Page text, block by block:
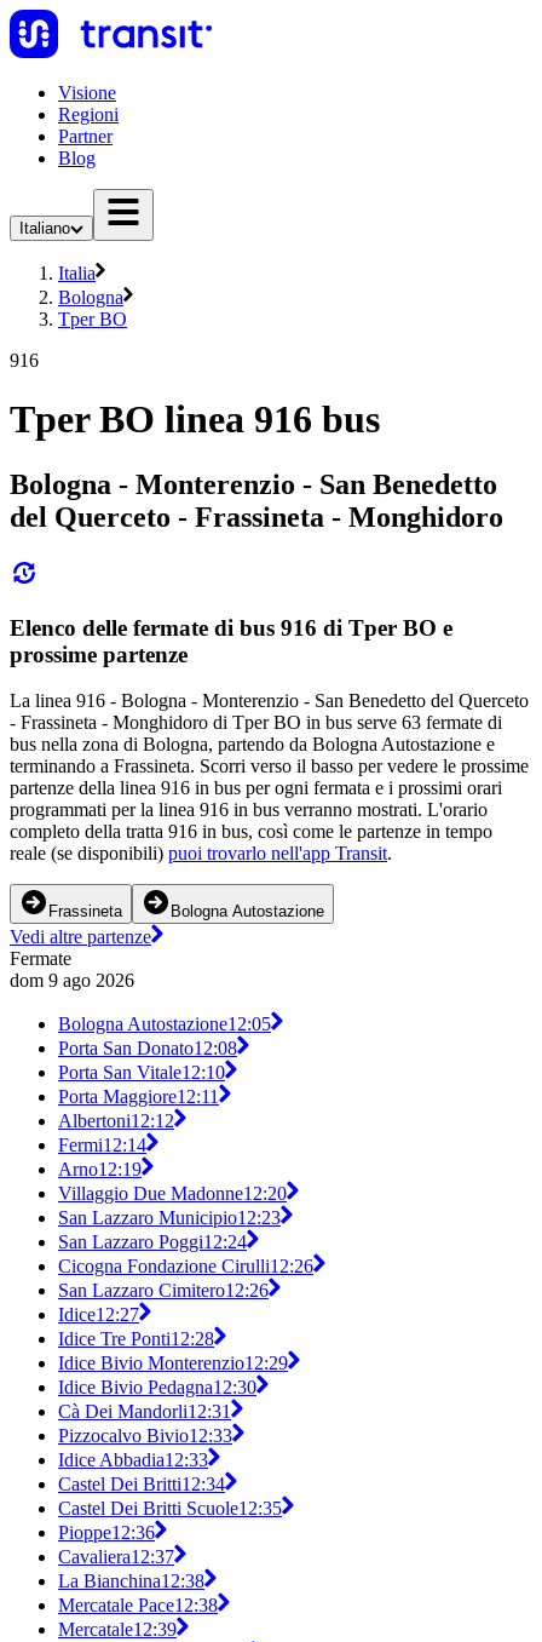
Visione
Regioni
Partner
Blog
Italiano
Italia
Bologna
Tper BO
916
Tper BO linea 916 bus
Bologna - Monterenzio - San Benedetto
del Querceto - Frassineta - Monghidoro
Elenco delle fermate di bus 916 di Tper BO e
prossime partenze
La linea 916 - Bologna - Monterenzio - San Benedetto del Querceto
- Frassineta - Monghidoro di Tper BO in bus serve 63 fermate di
bus nella zona di Bologna, partendo da Bologna Autostazione e
terminando a Frassineta. Scorri verso il basso per vedere le prossime
partenze della linea 916 in bus per ogni fermata e i prossimi orari
programmati per la linea 916 in bus verranno mostrati. L'orario
completo della tratta 916 in bus, così come le partenze in tempo
reale (se disponibili) puoi trovarlo nell'app Transit.
Frassineta Bologna Autostazione
Vedi altre partenze
Fermate
dom 9 ago 2026
Bologna Autostazione12:05
Porta San Donato12:08
Porta San Vitale12:10
Porta Maggiore12:11
Albertoni12:12
Fermi12:14
Arno12:19
Villaggio Due Madonne12:20
San Lazzaro Municipio12:23
San Lazzaro Poggi12:24
Cicogna Fondazione Cirulli12:26
San Lazzaro Cimitero12:26
Idice12:27
Idice Tre Ponti12:28
Idice Bivio Monterenzio12:29
Idice Bivio Pedagna12:30
Cà Dei Mandorli12:31
Pizzocalvo Bivio12:33
Idice Abbadia12:33
Castel Dei Britti12:34
Castel Dei Britti Scuole12:35
Pioppe12:36
Cavaliera12:37
La Bianchina12:38
Mercatale Pace12:38
Mercatale12:39